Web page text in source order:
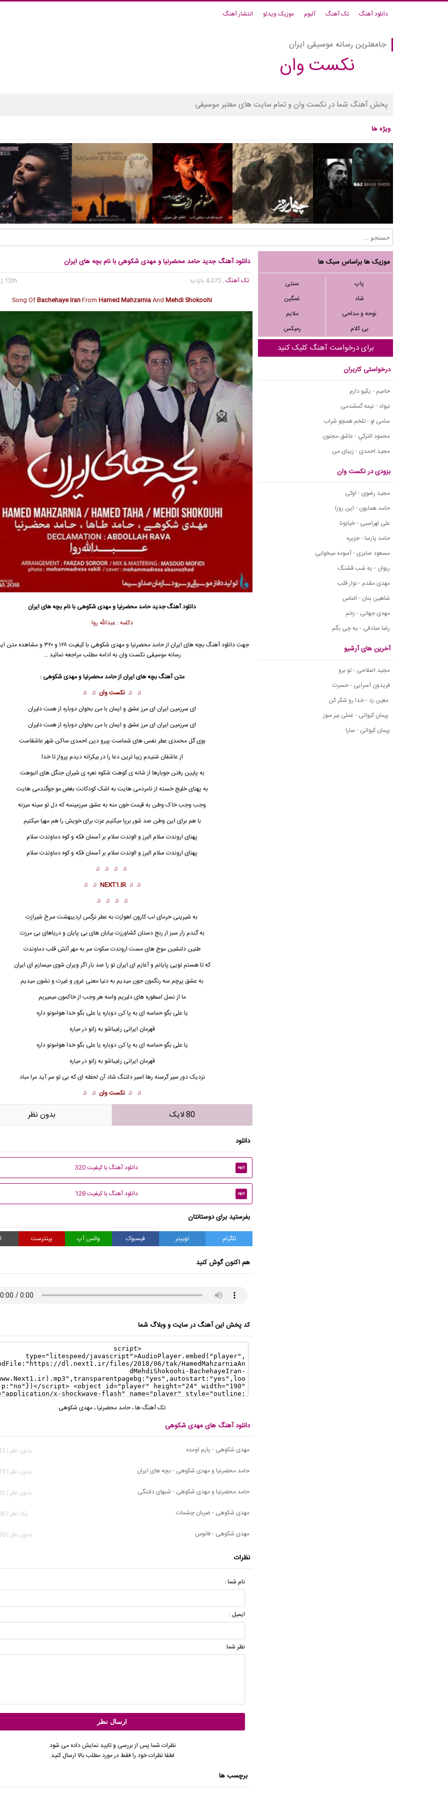
دانلود آهنگ تک آهنگ آلبوم موزیک ویدئو انتشار آهنگ
جامعترین رسانه موسیقی ایران
نکست وان
پخش آهنگ شما در نکست وان و تمام سایت های معتبر موسیقی
ویژه ها
موزیک ها براساس سبک ها
پاپ
سنتی
شاد
غمگین
نوحه و مداحی
ملایم
بی کلام
رمیکس
برای درخواست آهنگ کلیک کنید
درخواستی کاربران
حامیم - یکیو دارم
نیواد - نیمه گمشدمی
سامی لو - تلخم همچو شراب
محمود التركي - عاشق مجنون
مجید احمدی - زیبای من
بزودی در نکست وان
مجید رضوی - اوکی
حامد همایون - این روزا
علی لهراسبی - خیابونا
حامد پارسا - جزیره
مسعود صابری - آسوده میخوابی
ریوان - یه شب قشنگ
مهدی مقدم - نوار قلب
شاهین بنان - الماس
مهدی جهانی - زخم
رضا صادقی - یه چی بگم
آخرین های آرشیو
مجید اصلاحی - تو برو
فریدون آسرایی - حسرت
معین زد - خدا رو شکر کن
پیمان کیوانی - غملی بیر سوز
پیمان کیوانی - سارا
دانلود آهنگ جدید حامد محضرنیا و مهدی شکوهی با نام بچه های ایران
تک آهنگ, 4,075 بازدید
12th ژوئن 2018
Song OfBachehaye IranFromHamed MahzarniaAndMehdi Shokoohi
دانلود آهنگ جدیدحامد محضرنیاومهدی شکوهی با نام بچه های ایران
دکلمه : عبدالله روا
جهت دانلود آهنگ بچه های ایران ازحامد محضرنیا
و مهدی شکوهی با کیفیت ۱۲۸ و ۳۲۰ و
رسانه موسیقی نکست وان به ادامه مطلب مراجعه نمائید …
متن آهنگبچه های ایران ازحامد محضرنیاو مهدی شکوهی :
♫ ♫ نکست وان ♫ ♫
ای سرزمین ایران ای مرز عشق و ایمان با من بخوان دوباره از همت دلیران
ای سرزمین ایران ای مرز عشق و ایمان با من بخوان دوباره از همت دلیران
بوی گل محمدی عطر نفس های شماست پیرو دین احمدی ساکن شهر عاشقاست
از عاشقان شنیدم زیبا ترین دعا را در بیکرانه دیدم پرواز تا خدا
به پایین رفتن جوبارها از شانه ی کوهت شکوه نعره ی شیران جنگل های انبوهت
به پهنای خلیج خسته از نامردمی هایت به اشک کودکانت بغض مو جوگندمی هایت
وجب وجب خاک وطن به قیمت خون منه به عشق سرزمینمه که دل تو سینه میزنه
با هم برای این وطن صد شور برپا میکنیم عزت برای خویش را هم مهیا میکنیم
پهنای اروندت سلام البرز و الوندت سلام بر آسمان فکه و کوه دماوندت سلام
پهنای اروندت سلام البرز و الوندت سلام بر آسمان فکه و کوه دماوندت سلام
♫ ♫ ♫ ♫
♫ ♫
NEXT1.IR
♫ ♫
♫ ♫ ♫ ♫
به شیرینی خرمای لب کارون اهوازت به عطر نرگس اردیبهشت سرخ شیرازت
به گندم زار سبز از رنج دستان کشاورزت بیابان های بی پایان و دریاهای بی مرزت
طنین دلنشین موج های مست اروندت سکوت سر به مهر آتش قلب دماوندت
که تا هستم تویی پایانم و آغازم ای ایران تو را صد بار اگر ویران شوی میسازم ای ایران
به عشق پرچم سه رنگمون جون میدیم به دنیا معنی غرور و غیرت و نشون میدیم
ما از نسل اسطوره های دلیریم واسه هر وجب از خاکمون میمیریم
یا علی بگو حماسه ای به پا کن دوباره یا علی بگو خدا هوامونو داره
قهرمان ایرانی رغیباشو به زانو در میاره
یا علی بگو حماسه ای به پا کن دوباره یا علی بگو خدا هوامونو داره
قهرمان ایرانی رغیباشو به زانو در میاره
نزدیک دور سیر گرسنه رها اسیر دلتنگ شاد آن لحظه ای که بی تو سر آید مرا مباد
♫ ♫ نکست وان ♫ ♫
80 لایک بدون نظر
دانلود
mp3 دانلود آهنگ با کیفیت 320
mp3 دانلود آهنگ با کیفیت 128
بفرستید برای دوستانتان
تلگرام توییتر فیسبوک واتس آپ پینترست
هم اکنون گوش کنید
کد پخش این آهنگ در سایت و وبلاگ شما
تک آهنگ ها، حامد محضرنیا، مهدی شکوهی
دانلود آهنگ های مهدی شکوهی
مهدی شکوهی - یارم اومده
بدون نظر | 6,812 بازدید
حامد محضرنیا و مهدی شکوهی - بچه های ایران
بدون نظر | 4,075 بازدید
حامد محضرنیا و مهدی شکوهی - شبهای دلتنگی
بدون نظر | 1,733 بازدید
مهدی شکوهی - ضربان چشمات
يک نظر | 3,586 بازدید
مهدی شکوهی - فانوس
بدون نظر | 1,295 بازدید
نظرات
نام شما :
ایمیل :
نظر شما:
نظرات شما پس از بررسی و تایید نمایش داده می شود.
لطفا نظرات خود را فقط در مورد مطلب بالا ارسال کنید.
برچسب ها